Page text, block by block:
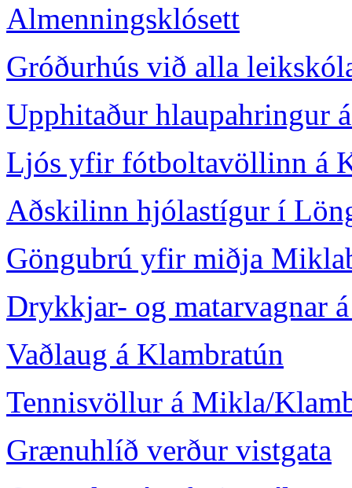
Almenningsklósett
Gróðurhús við alla
Upphitaður hlaupahringur
Ljós yfir fótboltavöllinn á
Aðskilinn hjólastígur í
Göngubrú yfir miðja
Drykkjar- og matarvagnar
Vaðlaug á Klambratún
Tennisvöllur á Mikla/
Grænuhlíð verður vistgata